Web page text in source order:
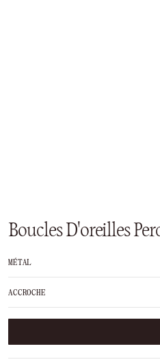
Boucles D'oreilles
MÉTAL
ACCROCHE